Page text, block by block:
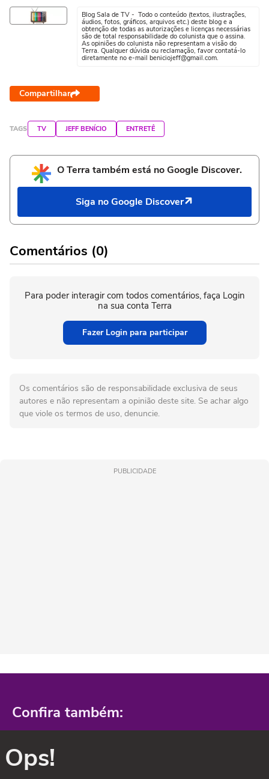
Blog Sala de TV - Todo o conteúdo (textos, ilustrações,
áudios, fotos, gráficos, arquivos etc.) deste blog e a
obtenção de todas as autorizações e licenças necessárias
são de total responsabilidade do colunista que o assina.
As opiniões do colunista não representam a visão do
Terra. Qualquer dúvida ou reclamação, favor contatá-lo
diretamente no e-mail beniciojeff@gmail.com.
Compartilhar
TAGS TV JEFF BENÍCIO ENTRETÊ
O Terra também está no Google Discover.
Siga no Google Discover
Comentários (0)
Para poder interagir com todos comentários, faça Login
na sua conta Terra
Fazer Login para participar
Os comentários são de responsabilidade exclusiva de seus
autores e não representam a opinião deste site. Se achar algo
que viole os termos de uso, denuncie.
PUBLICIDADE
Confira também:
Ops!